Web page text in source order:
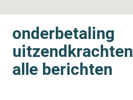
onderbetaling
uitzendkrachten
alle berichten